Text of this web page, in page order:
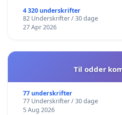
4 320 underskrifter
82 Underskrifter / 30 dage
27 Apr 2026
Til odder
77 underskrifter
77 Underskrifter / 30 dage
5 Aug 2026